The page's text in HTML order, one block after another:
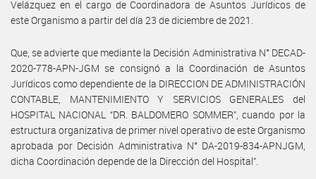
Velázquez en el cargo de Coordinadora de Asuntos Jurídicos de
este Organismo a partir del día 23 de diciembre de 2021.
Que, se advierte que mediante la Decisión Administrativa N° DECAD-
2020-778-APN-JGM se consignó a la Coordinación de Asuntos
Jurídicos como dependiente de la DIRECCION DE ADMINISTRACIÓN
CONTABLE, MANTENIMIENTO Y SERVICIOS GENERALES del
HOSPITAL NACIONAL “DR. BALDOMERO SOMMER”, cuando por la
estructura organizativa de primer nivel operativo de este Organismo
aprobada por Decisión Administrativa N° DA-2019-834-APNJGM,
dicha Coordinación depende de la Dirección del Hospital”.